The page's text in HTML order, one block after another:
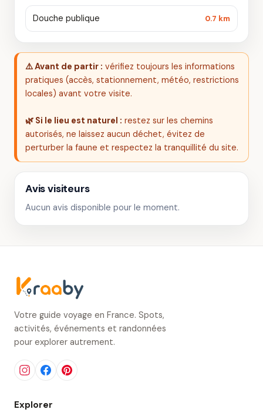
Douche publique 0.7 km
⚠️ Avant de partir : vérifiez toujours les informations
pratiques (accès, stationnement, météo, restrictions
locales) avant votre visite.
🌿 Si le lieu est naturel : restez sur les chemins
autorisés, ne laissez aucun déchet, évitez de
perturber la faune et respectez la tranquillité du site.
Avis visiteurs
Aucun avis disponible pour le moment.
Votre guide voyage en France. Spots,
activités, événements et randonnées
pour explorer autrement.
Explorer